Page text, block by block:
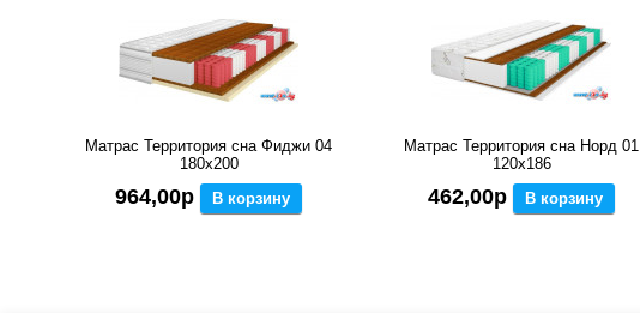
Матрас Территория сна Фиджи 04
180x200
964,00р В корзину
Матрас Территория сна Норд 01
120x186
462,00р В корзину